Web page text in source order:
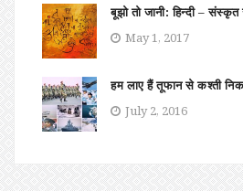
बूझो तो जानी: हिन्दी – संस्कृत
May 1, 2017
हम लाए हैं तूफान से कश्ती
July 2, 2016